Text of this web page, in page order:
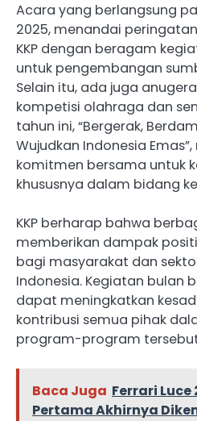
Acara yang berlangsung
2025, menandai
KKP dengan beragam
untuk pengembangan
Selain itu, ada juga
kompetisi olahraga dan
tahun ini, “Bergerak,
Wujudkan Indonesia
komitmen bersama untuk
khususnya dalam bidang
KKP berharap bahwa
memberikan dampak
bagi masyarakat dan
Indonesia. Kegiatan bulan
dapat meningkatkan
kontribusi semua pihak
program-program
Baca Juga Ferrari Luce
Pertama Akhirnya